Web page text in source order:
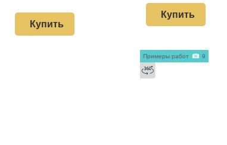
Купить
Купить
Примеры работ 9